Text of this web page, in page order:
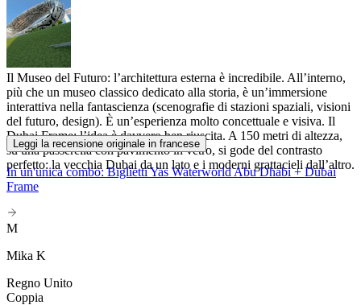
Il Museo del Futuro: l’architettura esterna è incredibile. All’interno,
più che un museo classico dedicato alla storia, è un’immersione
interattiva nella fantascienza (scenografie di stazioni spaziali, visioni
del futuro, design). È un’esperienza molto concettuale e visiva. Il
Dubai Frame: l’idea è davvero ben riuscita. A 150 metri di altezza,
su una passerella con pavimento in vetro, si gode del contrasto
perfetto: la vecchia Dubai da un lato e i moderni grattacieli dall’altro.
Leggi la recensione originale in francese
In un'unica combo: Biglietti Yas Waterworld Abu Dhabi + Dubai
Frame
M
Mika K
Regno Unito
Coppia